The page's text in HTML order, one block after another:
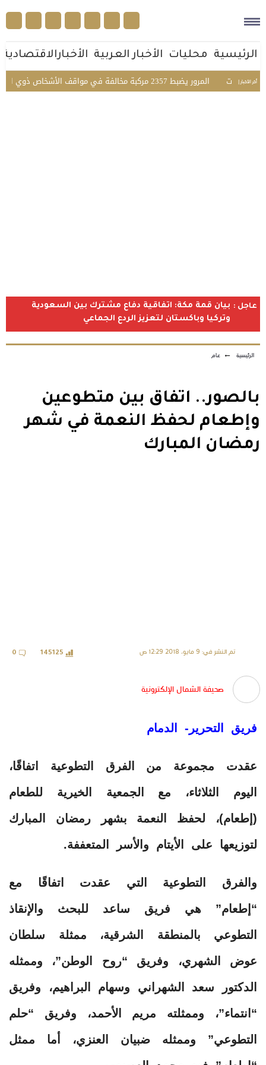
الرئيسية محليات الأخبار العربية الأخبارالاقتصادية
أخر الأخبار | المرور يضبط 2357 مركبة مخالفة في مواقف الأشخاص ذوي الإعاقة بمختلف مناطق المملكة
عاجل : بيان قمة مكة: اتفاقية دفاع مشترك بين السعودية
وتركيا وباكستان لتعزيز الردع الجماعي
الرئيسية ← عام
بالصور.. اتفاق بين متطوعين
وإطعام لحفظ النعمة في شهر
رمضان المبارك
تم النشر في: 9 مايو، 2018 12:29 ص 145125
0
صحيفة الشمال الإلكترونية
فريق التحرير- الدمام
عقدت مجموعة من الفرق التطوعية اتفاقًا،
اليوم الثلاثاء، مع الجمعية الخيرية للطعام
(إطعام)، لحفظ النعمة بشهر رمضان المبارك
لتوزيعها على الأيتام والأسر المتعففة.
والفرق التطوعية التي عقدت اتفاقًا مع
“إطعام” هي فريق ساعد للبحث والإنقاذ
التطوعي بالمنطقة الشرقية، ممثلة سلطان
عوض الشهري، وفريق “روح الوطن”، وممثله
الدكتور سعد الشهراني وسهام البراهيم، وفريق
“انتماء”، وممثلته مريم الأحمد، وفريق “حلم
التطوعي” وممثله ضبيان العنزي، أما ممثل